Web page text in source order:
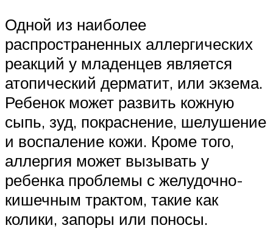
Одной из наиболее
распространенных аллергических
реакций у младенцев является
атопический дерматит, или экзема.
Ребенок может развить кожную
сыпь, зуд, покраснение, шелушение
и воспаление кожи. Кроме того,
аллергия может вызывать у
ребенка проблемы с желудочно-
кишечным трактом, такие как
колики, запоры или поносы.